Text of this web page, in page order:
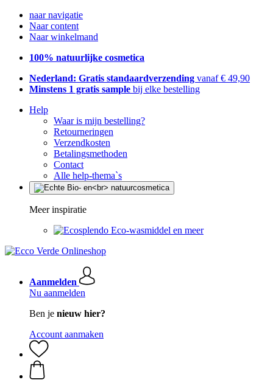
naar navigatie
Naar content
Naar winkelmand
100% natuurlijke cosmetica
Nederland: Gratis standaardverzending vanaf € 49,90
Minstens 1 gratis sample bij elke bestelling
Help
Waar is mijn bestelling?
Retourneringen
Verzendkosten
Betalingsmethoden
Contact
Alle help-thema`s
Meer inspiratie
Eco-wasmiddel en meer
Aanmelden
Nu aanmelden
Ben je nieuw hier?
Account aanmaken